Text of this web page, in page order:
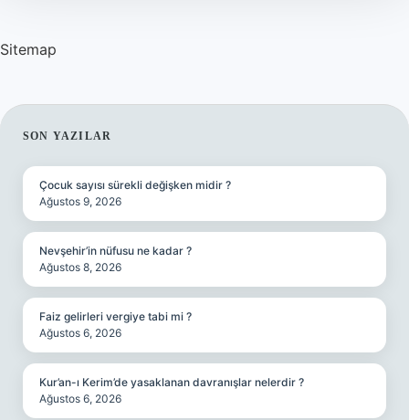
Sitemap
SIDEBAR
SON YAZILAR
Çocuk sayısı sürekli değişken midir ?
Ağustos 9, 2026
Nevşehir’in nüfusu ne kadar ?
Ağustos 8, 2026
Faiz gelirleri vergiye tabi mi ?
Ağustos 6, 2026
Kur’an-ı Kerim’de yasaklanan davranışlar nelerdir ?
Ağustos 6, 2026